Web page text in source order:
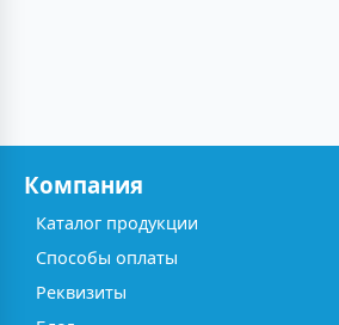
Компания
Каталог продукции
Способы оплаты
Реквизиты